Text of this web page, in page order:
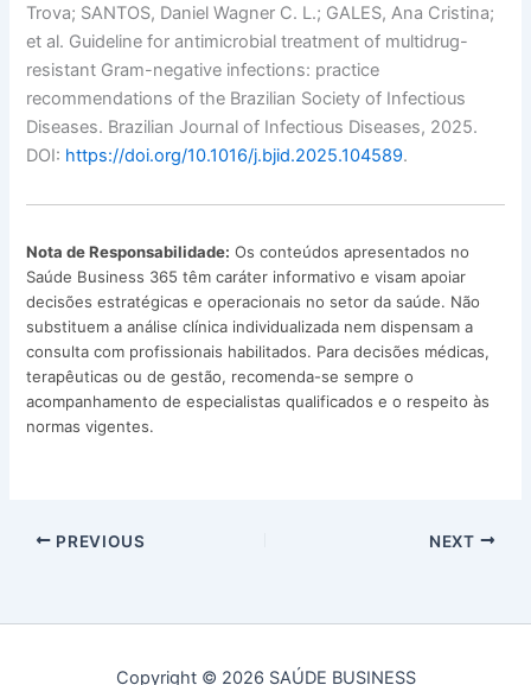
Trova; SANTOS, Daniel Wagner C. L.; GALES, Ana Cristina;
et al. Guideline for antimicrobial treatment of multidrug-
resistant Gram-negative infections: practice
recommendations of the Brazilian Society of Infectious
Diseases. Brazilian Journal of Infectious Diseases, 2025.
DOI: https://doi.org/10.1016/j.bjid.2025.104589.
Nota de Responsabilidade: Os conteúdos apresentados no
Saúde Business 365 têm caráter informativo e visam apoiar
decisões estratégicas e operacionais no setor da saúde. Não
substituem a análise clínica individualizada nem dispensam a
consulta com profissionais habilitados. Para decisões médicas,
terapêuticas ou de gestão, recomenda-se sempre o
acompanhamento de especialistas qualificados e o respeito às
normas vigentes.
PREVIOUS NEXT
Copyright © 2026 SAÚDE BUSINESS